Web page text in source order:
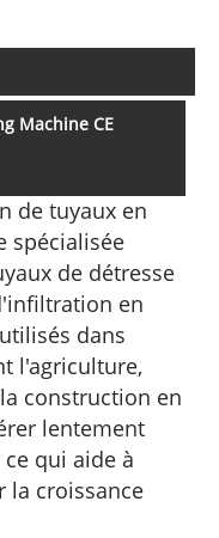
Machine CE
de tuyaux en
spécialisée
de détresse
en
dans
l'agriculture,
construction en
lentement
qui aide à
la croissance